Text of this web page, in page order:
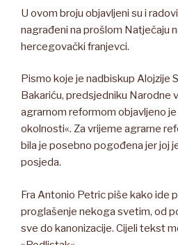
U ovom broju objavljeni su i
nagrađeni na prošlom Natječaju
hercegovački franjevci.
Pismo koje je nadbiskup Alojzije
Bakariću, predsjedniku Narodne
agrarnom reformom objavljeno
okolnosti«. Za vrijeme agrarne
bila je posebno pogođena jer joj
posjeda.
Fra Antonio Petric piše kako ide
proglašenje nekoga svetim, od
sve do kanonizacije. Cijeli tekst